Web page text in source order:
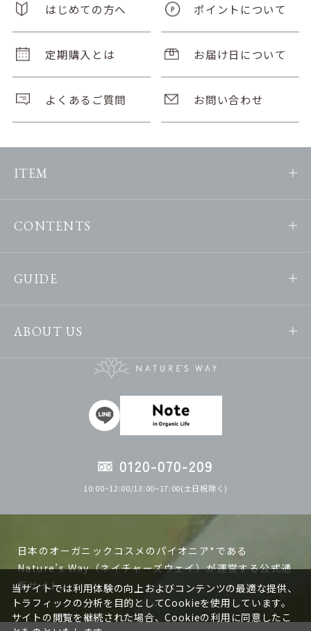
はじめての方へ ポイントについて
定期購入とは お届け日について
よくあるご質問 お問い合わせ
ITEM
CONTENTS
GUIDE
ABOUT US
0120-070-209
10:00~12:00/13:00~17:00(土日祝除く)
日本のオーガニックコスメのパイオニア*である
Nature’s Way（ネイチャーズウェイ）が運営する公式通
販サイト。
ネイチャーズウェイの製品は日本で作る、日本人の肌に
当サイトでは利用体験の向上およびコンテンツの最適な提供、
トラフィックの分析を目的としてCookieを使用しています。
サイトの閲覧を継続された場合、Cookieの利用に同意したこ